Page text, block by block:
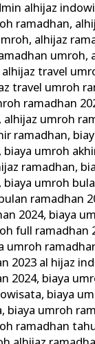
alhijaz
ramadhan,
, alhijaz
umroh,
alhijaz travel
travel umroh
ramadhan
, alhijaz umroh
ramadhan,
, biaya umroh
ramadhan,
, biaya umroh
ramadhan
2024, biaya
full ramadhan
umroh
2023 al hijaz
2024, biaya
, biaya
, biaya umroh
ramadhan